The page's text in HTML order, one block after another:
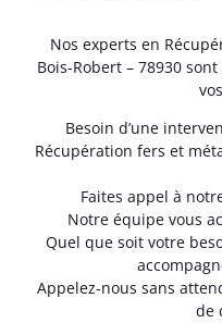
Nos experts en
Bois-Robert – 78930
Besoin d’une
Récupération fers et
Faites appel à
Notre équipe vous
Quel que soit votre
Appelez-nous sans
de